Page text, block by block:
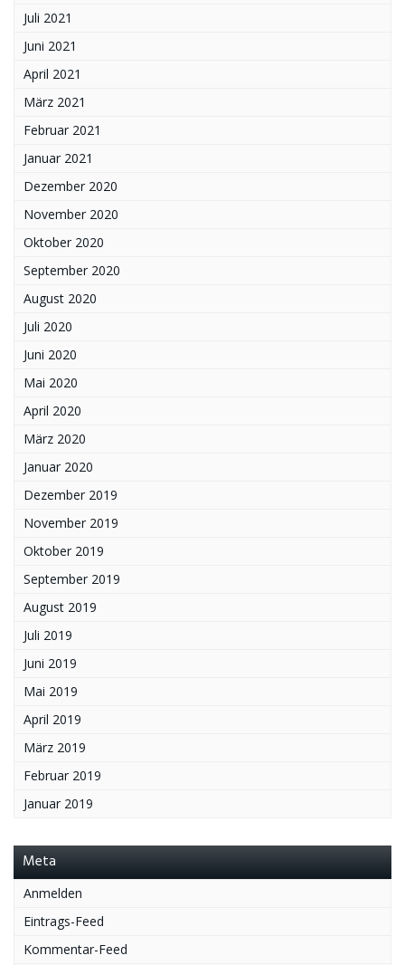
Juli 2021
Juni 2021
April 2021
März 2021
Februar 2021
Januar 2021
Dezember 2020
November 2020
Oktober 2020
September 2020
August 2020
Juli 2020
Juni 2020
Mai 2020
April 2020
März 2020
Januar 2020
Dezember 2019
November 2019
Oktober 2019
September 2019
August 2019
Juli 2019
Juni 2019
Mai 2019
April 2019
März 2019
Februar 2019
Januar 2019
Meta
Anmelden
Eintrags-Feed
Kommentar-Feed